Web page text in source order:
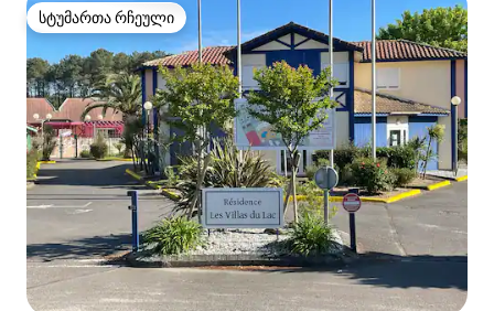
სტუმართა რჩეული
სტუმართა რჩეული